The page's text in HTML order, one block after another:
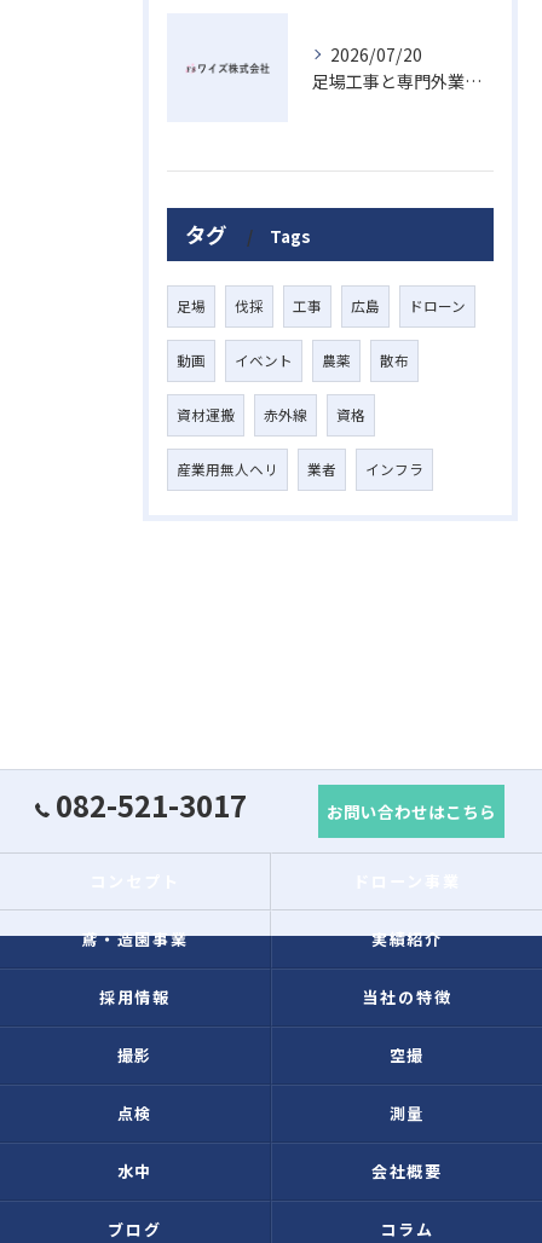
2026/07/20
足場工事と専門外業者が熊野町で対応可能か法的リスクも踏まえた選び方
タグ Tags
足場 伐採 工事 広島 ドローン
動画 イベント 農薬 散布
資材運搬 赤外線 資格
産業用無人ヘリ 業者 インフラ
082-521-3017 お問い合わせはこちら
鳶・造園事業 実績紹介
採用情報 当社の特徴
撮影 空撮
点検 測量
水中 会社概要
ブログ コラム